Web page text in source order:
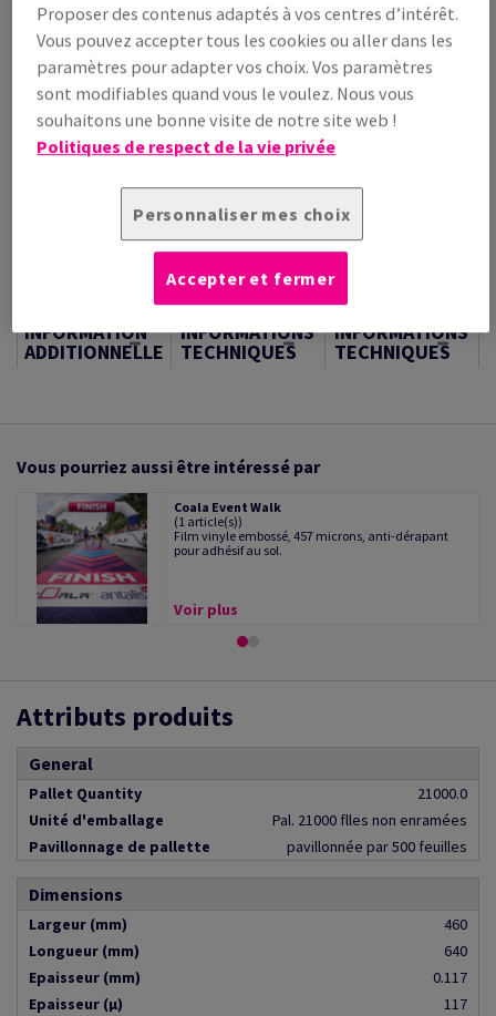
STOCK LIMITÉ
Guide des quantités
palette(s)
−
Outil de coupe
INFORMATION
ADDITIONNELLE
INFORMATIONS
TECHNIQUES
INFORMATIONS
TECHNIQUES
Vous pourriez aussi être intéressé par
Coala Event Walk
(1 article(s))
Film vinyle embossé, 457 microns, anti-dérapant
pour adhésif au sol.
Voir plus
Attributs produits
General
Pallet Quantity
21000.0
Unité d'emballage
Pal. 21000 flles non enramées
Pavillonnage de pallette
pavillonnée par 500 feuilles
Dimensions
Largeur (mm)
460
Longueur (mm)
640
Epaisseur (mm)
0.117
Epaisseur (µ)
117
Proposer des contenus adaptés à vos centres d’intérêt.
Vous pouvez accepter tous les cookies ou aller dans les
paramètres pour adapter vos choix. Vos paramètres
sont modifiables quand vous le voulez. Nous vous
souhaitons une bonne visite de notre site web !
Politiques de respect de la vie privée
Personnaliser mes choix
Accepter et fermer